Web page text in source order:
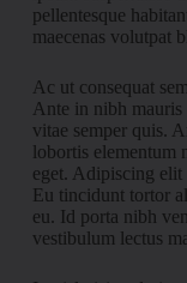
pellentesque
maecenas volutpat
Ac ut consequat
Ante in nibh
vitae semper quis.
lobortis elementum
eget. Adipiscing elit
Eu tincidunt tortor
eu. Id porta nibh
vestibulum lectus